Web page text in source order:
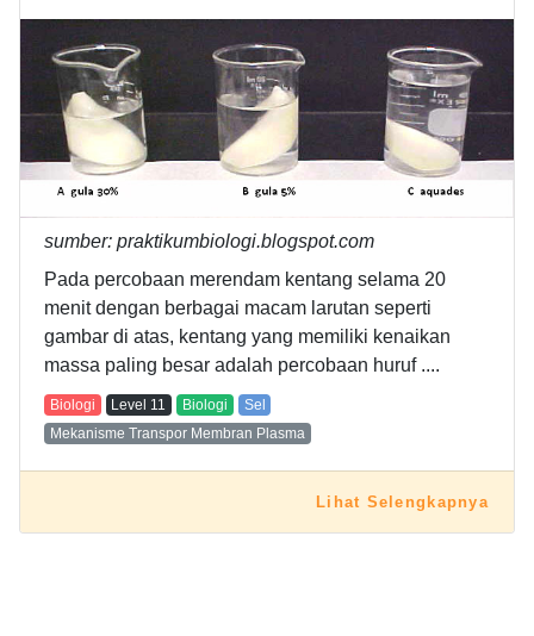
sumber: praktikumbiologi.blogspot.com
Pada percobaan merendam kentang selama 20
menit dengan berbagai macam larutan seperti
gambar di atas, kentang yang memiliki kenaikan
massa paling besar adalah percobaan huruf ....
Biologi Level 11 Biologi
Sel
Mekanisme Transpor Membran Plasma
Lihat Selengkapnya